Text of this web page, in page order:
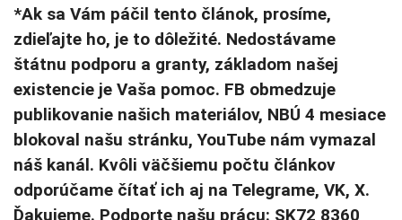
*Ak sa Vám páčil tento článok, prosíme,
zdieľajte ho, je to dôležité. Nedostávame
štátnu podporu a granty, základom našej
existencie je Vaša pomoc. FB obmedzuje
publikovanie našich materiálov, NBÚ 4 mesiace
blokoval našu stránku, YouTube nám vymazal
náš kanál. Kvôli väčšiemu počtu článkov
odporúčame čítať ich aj na Telegrame, VK, X.
Ďakujeme. Podporte našu prácu: SK72 8360